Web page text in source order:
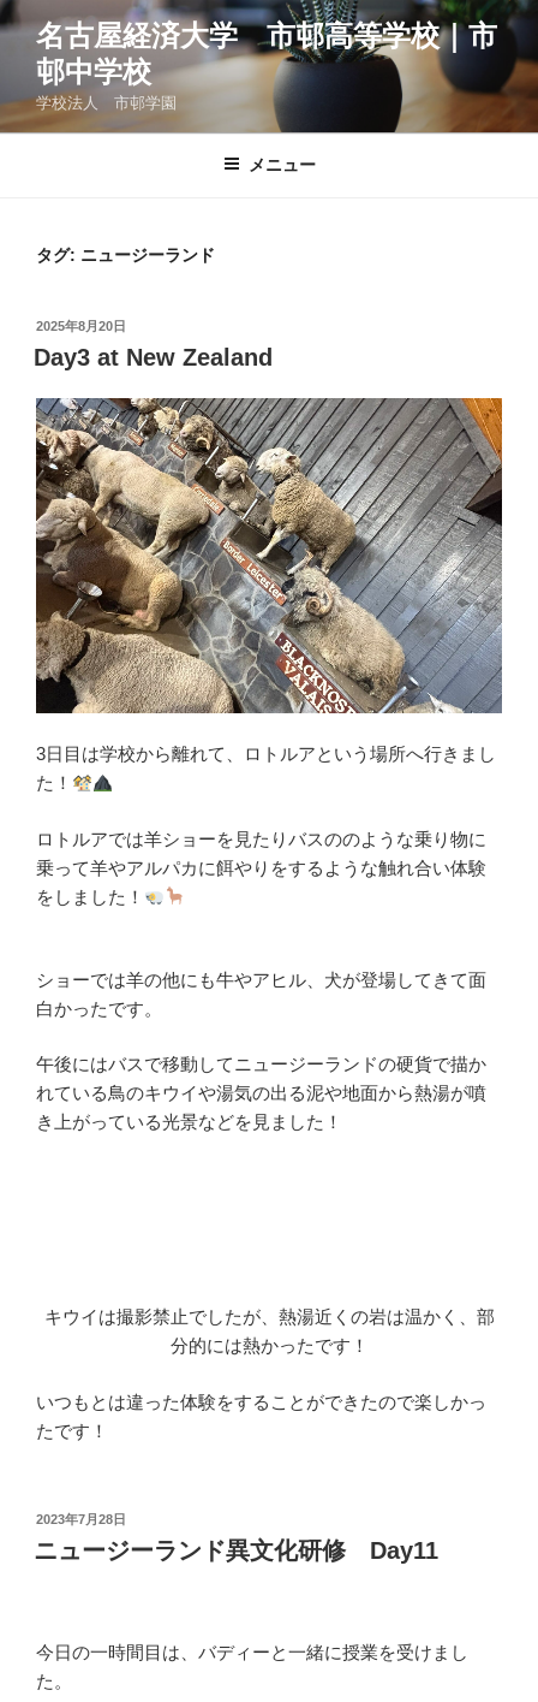
コ
ン
ツ
名古屋経済大学 市邨高等学校｜市
邨中学校
学校法人 市邨学園
メニュー
タグ: ニュージーランド
投
稿
日:
2025年8月20日
Day3 at New Zealand
3日目は学校から離れて、ロトルアという場所へ行きまし
た！
ロトルアでは羊ショーを見たりバスののような乗り物に
乗って羊やアルパカに餌やりをするような触れ合い体験
をしました！
ショーでは羊の他にも牛やアヒル、犬が登場してきて面
白かったです。
午後にはバスで移動してニュージーランドの硬貨で描か
れている鳥のキウイや湯気の出る泥や地面から熱湯が噴
き上がっている光景などを見ました！
キウイは撮影禁止でしたが、熱湯近くの岩は温かく、部
分的には熱かったです！
いつもとは違った体験をすることができたので楽しかっ
たです！
投
日:
2023年7月28日
ニュージーランド異文化研修 Day11
今日の一時間目は、バディーと一緒に授業を受けまし
た。